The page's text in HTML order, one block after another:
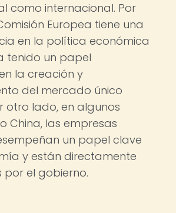
como internacional. Por
Europea tiene una
en la política económica
tenido un papel
la creación y
del mercado único
otro lado, en algunos
China, las empresas
un papel clave
y están directamente
el gobierno.